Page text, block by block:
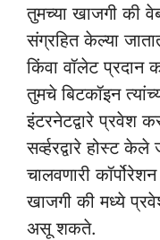
तुमच्या खाजगी की
संग्रहित केल्या
किंवा वॉलेट
तुमचे बिटकॉइन
इंटरनेटद्वारे प्रवेश
सर्व्हरद्वारे होस्ट
चालवणारी
खाजगी की मध्ये
असू शकते.